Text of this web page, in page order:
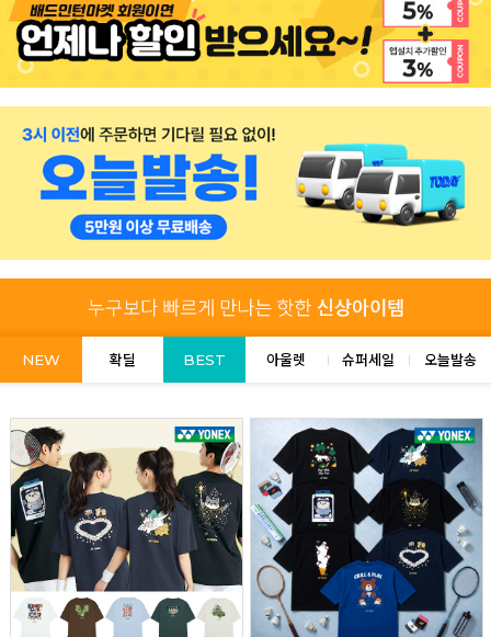
NEW 확딜 BEST 아울렛 슈퍼세일 오늘발송